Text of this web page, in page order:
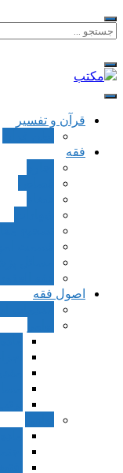
Skip
to
جستجو
قرآن و تفسیر
فقه
اصول فقه